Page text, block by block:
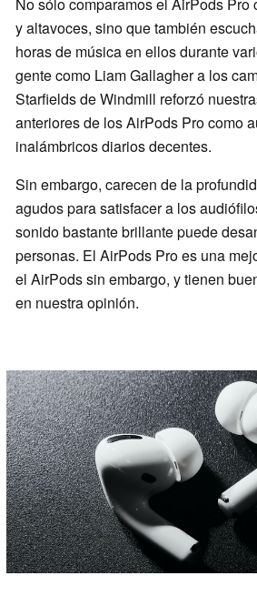
y altavoces, sino que también
horas de música en ellos durante
gente como Liam Gallagher a los
Starfields de Windmill reforzó
anteriores de los AirPods Pro como
inalámbricos diarios decentes.
Sin embargo, carecen de la
agudos para satisfacer a los
sonido bastante brillante puede
personas. El AirPods Pro es una
el AirPods sin embargo, y tienen
en nuestra opinión.